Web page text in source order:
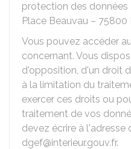
protection des données
Place Beauvau – 75800
Vous pouvez accéder
concernant. Vous
d'opposition, d'un droit
à la limitation du
exercer ces droits ou
traitement de vos
devez écrire à
dgef@interieur.gouv.fr.